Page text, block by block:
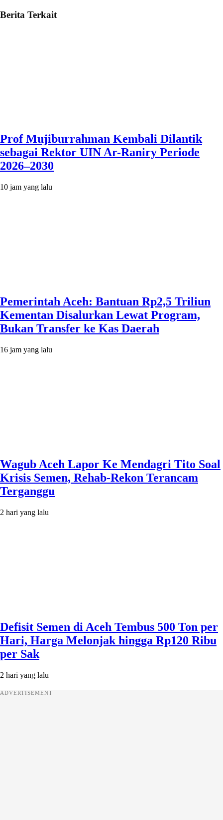
Berita Terkait
Prof Mujiburrahman Kembali Dilantik
sebagai Rektor UIN Ar-Raniry Periode
2026–2030
10 jam yang lalu
Pemerintah Aceh: Bantuan Rp2,5 Triliun
Kementan Disalurkan Lewat Program,
Bukan Transfer ke Kas Daerah
16 jam yang lalu
Wagub Aceh Lapor Ke Mendagri Tito Soal
Krisis Semen, Rehab-Rekon Terancam
Terganggu
2 hari yang lalu
Defisit Semen di Aceh Tembus 500 Ton per
Hari, Harga Melonjak hingga Rp120 Ribu
per Sak
2 hari yang lalu
ADVERTISEMENT